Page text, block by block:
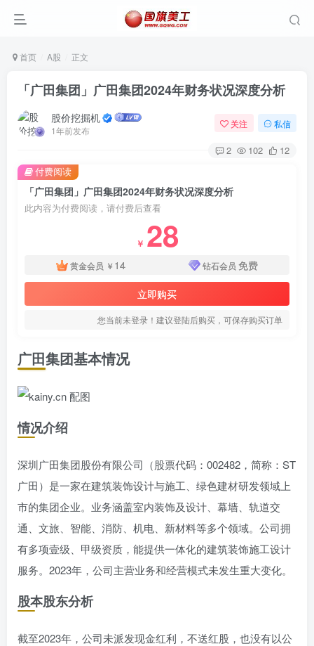
首页 A股 正文
「广田集团」广田集团2024年财务状况深度分析
股价挖掘机
1年前发布
关注 私信
2 102 12
「广田集团」广田集团2024年财务状况深度分析
此内容为付费阅读，请付费后查看
￥ 28
黄金会员 ￥ 14 钻石会员 免费
立即购买
您当前未登录！建议登陆后购买，可保存购买订单
付费阅读
广田集团基本情况
情况介绍
深圳广田集团股份有限公司（股票代码：002482，简称：ST
广田）是一家在建筑装饰设计与施工、绿色建材研发领域上
市的集团企业。业务涵盖室内装饰及设计、幕墙、轨道交
通、文旅、智能、消防、机电、新材料等多个领域。公司拥
有多项壹级、甲级资质，能提供一体化的建筑装饰施工设计
服务。2023年，公司主营业务和经营模式未发生重大变化。
股本股东分析
截至2023年，公司未派发现金红利，不送红股，也没有以公